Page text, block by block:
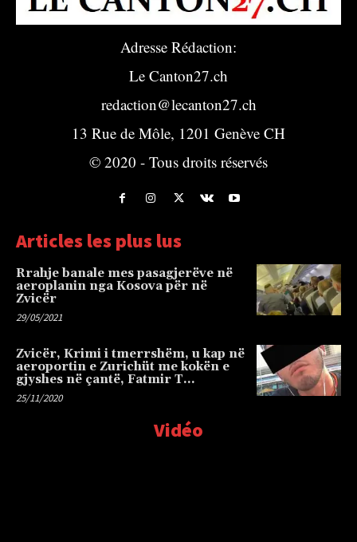
Adresse Rédaction:
Le Canton27.ch
redaction@lecanton27.ch
13 Rue de Môle, 1201 Genève CH
© 2020 - Tous droits réservés
Articles les plus lus
Rrahje banale mes pasagjerëve në
aeroplanin nga Kosova për në
Zvicër
29/05/2021
Zvicër, Krimi i tmerrshëm, u kap në
aeroportin e Zurichüt me kokën e
gjyshes në çantë, Fatmir T…
25/11/2020
Vidéo